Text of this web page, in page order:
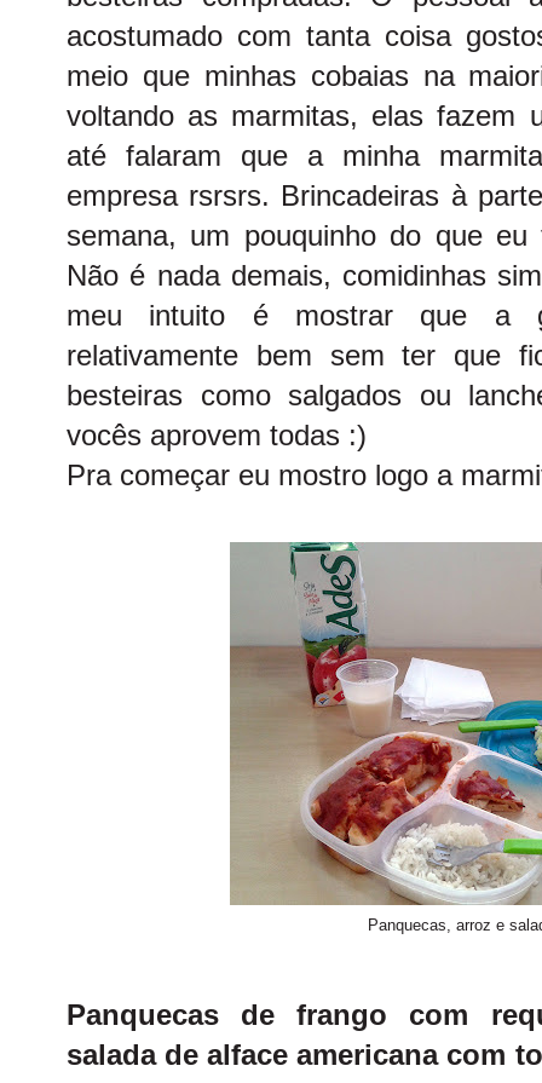
acostumado com tanta coisa
meio que minhas cobaias na
voltando as marmitas, elas fazem
até falaram que a minha
empresa rsrsrs. Brincadeiras à
semana, um pouquinho do que
Não é nada demais, comidinhas
meu intuito é mostrar que a
relativamente bem sem ter que
besteiras como salgados ou
vocês aprovem todas :)
Pra começar eu mostro logo a
Panquecas, arroz e
Panquecas de frango com
salada de alface americana com